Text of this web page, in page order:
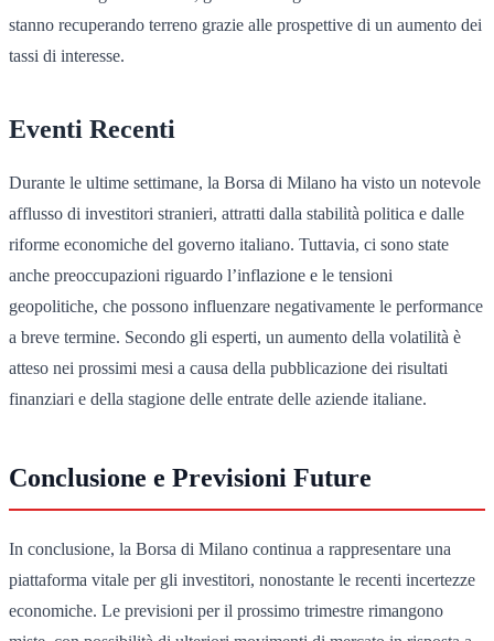
stanno recuperando terreno grazie alle prospettive di un aumento dei
tassi di interesse.
Eventi Recenti
Durante le ultime settimane, la Borsa di Milano ha visto un notevole
afflusso di investitori stranieri, attratti dalla stabilità politica e dalle
riforme economiche del governo italiano. Tuttavia, ci sono state
anche preoccupazioni riguardo l’inflazione e le tensioni
geopolitiche, che possono influenzare negativamente le performance
a breve termine. Secondo gli esperti, un aumento della volatilità è
atteso nei prossimi mesi a causa della pubblicazione dei risultati
finanziari e della stagione delle entrate delle aziende italiane.
Conclusione e Previsioni Future
In conclusione, la Borsa di Milano continua a rappresentare una
piattaforma vitale per gli investitori, nonostante le recenti incertezze
economiche. Le previsioni per il prossimo trimestre rimangono